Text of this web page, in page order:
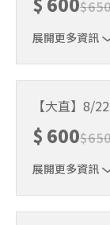
與課程異動規
$
展開更多資訊
制。歡迎邀請
人數未達開班
情況安排延期
無法上課，僅
與課程異動規
【大直】8/
$ 600$
展開更多資訊